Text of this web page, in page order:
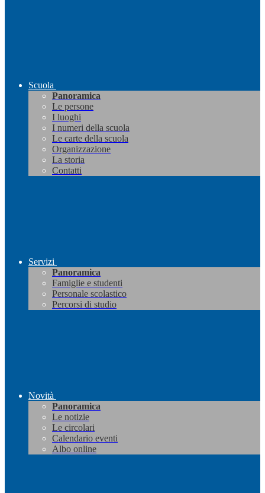
Scuola
Panoramica
Le persone
I luoghi
I numeri della scuola
Le carte della scuola
Organizzazione
La storia
Contatti
Servizi
Panoramica
Famiglie e studenti
Personale scolastico
Percorsi di studio
Novità
Panoramica
Le notizie
Le circolari
Calendario eventi
Albo online